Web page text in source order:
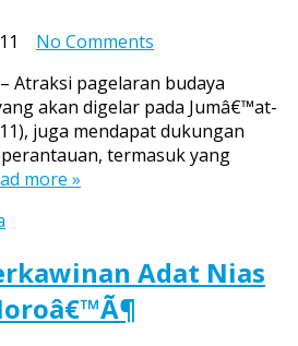
No Comments
Nisel
di
Perantauan
Mendukung
Atraksi pagelaran budaya
akan digelar pada Jumâ€™at-
juga mendapat dukungan
termasuk yang
more »
Adat Nias